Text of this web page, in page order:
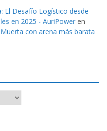
El Desafío Logístico desde
en 2025 - AuriPower en
con arena más barata